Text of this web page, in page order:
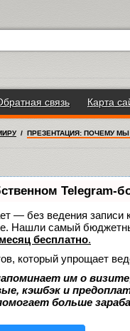
связь Карта
/ ПРЕЗЕНТАЦИЯ: ПОЧЕМУ
Telegram-
— без ведения
Нашли самый
бесплатно.
который упрощает
им о
кэшбэк и
больше